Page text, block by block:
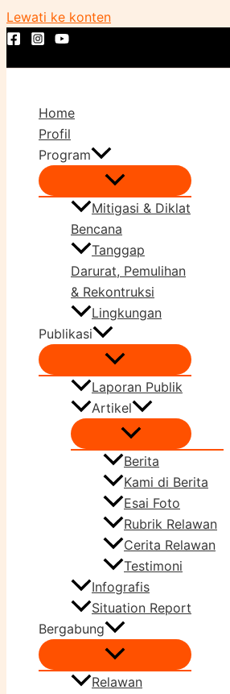
Lewati ke konten
Home
Profil
Program
Mitigasi & Diklat
Bencana
Tanggap
Darurat, Pemulihan
& Rekontruksi
Lingkungan
Publikasi
Laporan Publik
Artikel
Berita
Kami di Berita
Esai Foto
Rubrik Relawan
Cerita Relawan
Testimoni
Infografis
Situation Report
Bergabung
Relawan